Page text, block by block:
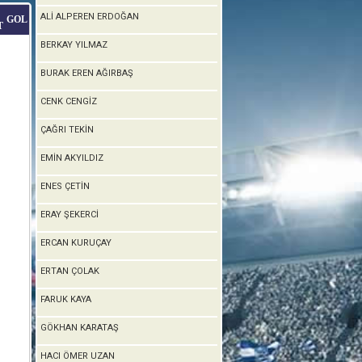
GOL ALİ ALPEREN ERDOĞAN
BERKAY YILMAZ
BURAK EREN AĞIRBAŞ
CENK CENGİZ
ÇAĞRI TEKİN
EMİN AKYILDIZ
ENES ÇETİN
ERAY ŞEKERCİ
ERCAN KURUÇAY
ERTAN ÇOLAK
FARUK KAYA
GÖKHAN KARATAŞ
HACI ÖMER UZAN